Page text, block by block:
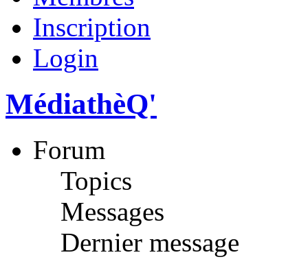
Inscription
Login
MédiathèQ'
Forum
Topics
Messages
Dernier message